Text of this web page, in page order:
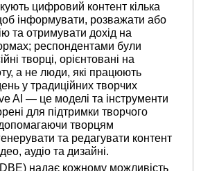
цифровий контент кілька
інформувати, розважати або
та отримувати дохід на
респондентами були
творці, орієнтовані на
а не люди, які працюють
у традиційних творчих
AI — це моделі та інструменти
для підтримки творчого
творцям
та редагувати контент
аудіо та дизайні.
надає кожному можливість